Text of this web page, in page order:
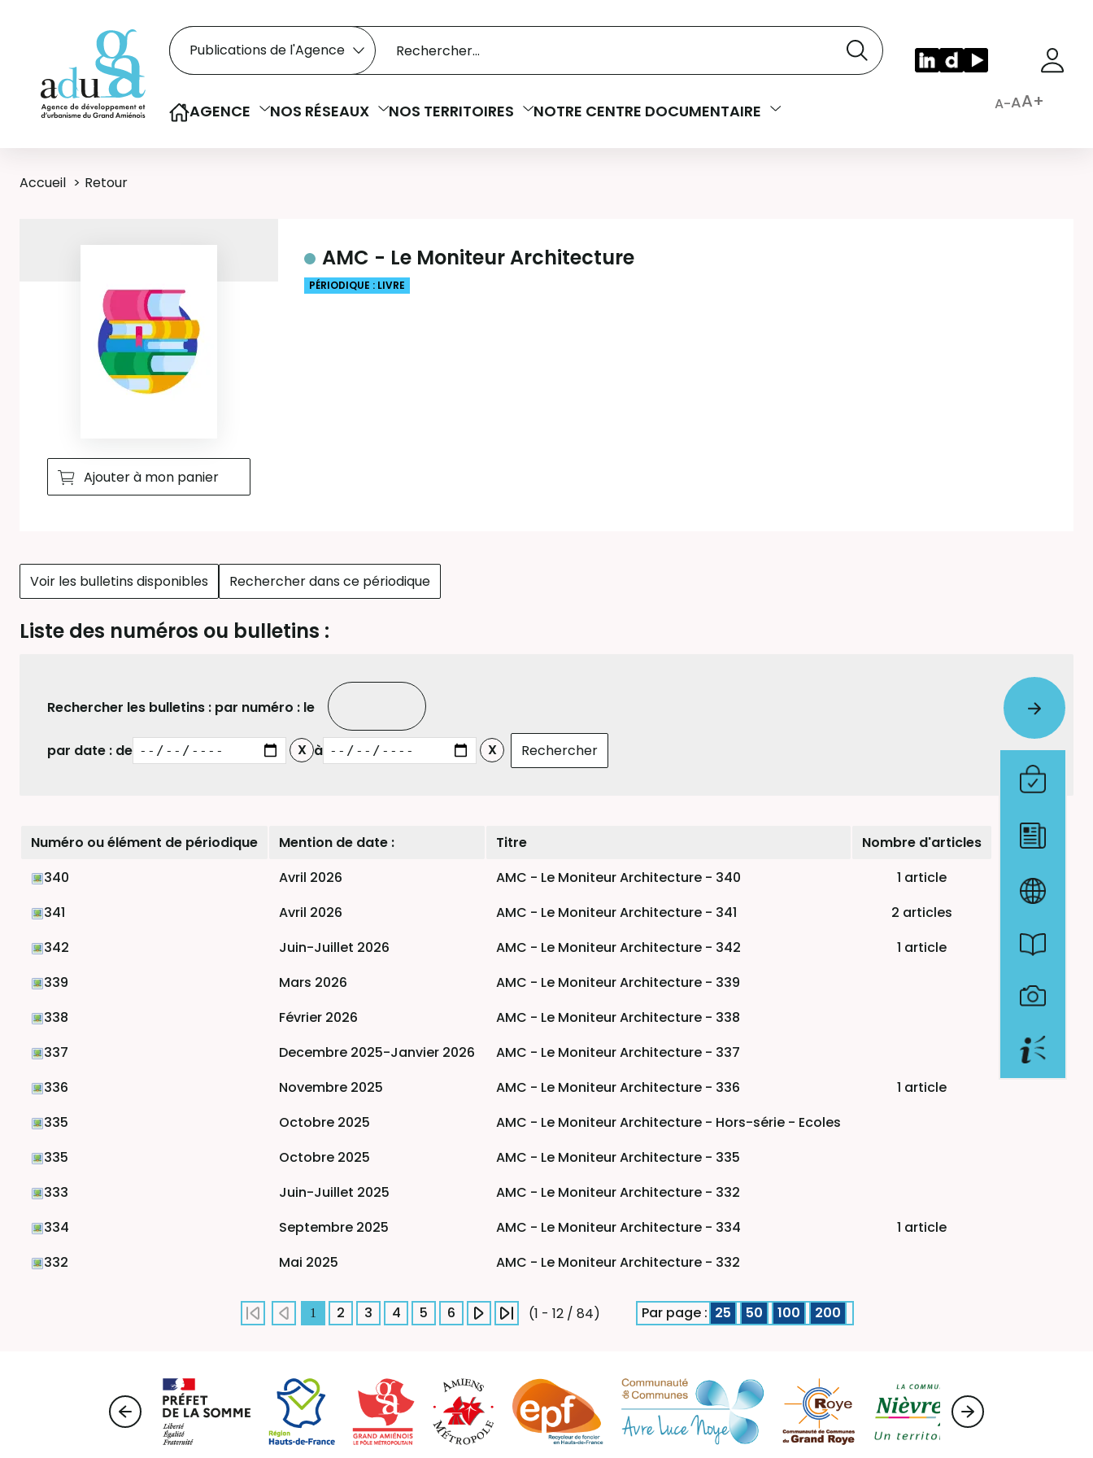
Rechercher dans le catalogue
Recherche
Sélectionner le type de la recherche
AGENCE NOS RÉSEAUX NOS TERRITOIRES NOTRE CENTRE DOCUMENTAIRE A-AA+
Accueil Retour
Ajouter à mon panier
AMC - Le Moniteur Architecture
PÉRIODIQUE : LIVRE
Voir les bulletins disponibles Rechercher dans ce périodique
Liste des numéros ou bulletins :
Rechercher les bulletins : par numéro : le
par date : de à
Numéro ou élément de périodique Mention de date : Titre
Nombre d'articles
340
Avril 2026 AMC - Le Moniteur Architecture - 340
1 article
341
Avril 2026 AMC - Le Moniteur Architecture - 341
2 articles
342
Juin-Juillet 2026 AMC - Le Moniteur Architecture - 342
1 article
339
Mars 2026
AMC - Le Moniteur Architecture - 339
338
Février 2026
AMC - Le Moniteur Architecture - 338
337
Decembre 2025-Janvier 2026
AMC - Le Moniteur Architecture - 337
336
Novembre 2025 AMC - Le Moniteur Architecture - 336
1 article
335
Octobre 2025
AMC - Le Moniteur Architecture - Hors-série - Ecoles
335
Octobre 2025
AMC - Le Moniteur Architecture - 335
333
Juin-Juillet 2025
AMC - Le Moniteur Architecture - 332
334
Septembre 2025 AMC - Le Moniteur Architecture - 334
1 article
332
Mai 2025 AMC - Le Moniteur Architecture - 332
1 2 3 4 5 6 (1 - 12 / 84) Par page : 25 50 100 200